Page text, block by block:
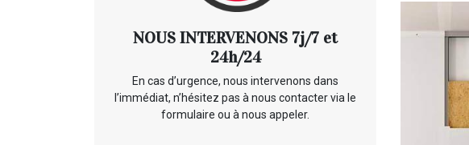
NOUS INTERVENONS 7j/7 et
24h/24
En cas d’urgence, nous intervenons dans
l’immédiat, n’hésitez pas à nous contacter via le
formulaire ou à nous appeler.